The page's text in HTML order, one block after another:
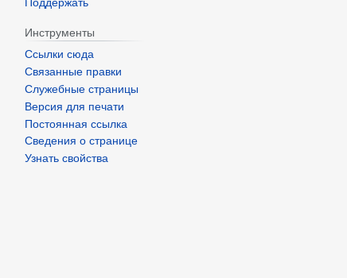
Поддержать
Инструменты
Ссылки сюда
Связанные правки
Служебные страницы
Версия для печати
Постоянная ссылка
Сведения о странице
Узнать свойства